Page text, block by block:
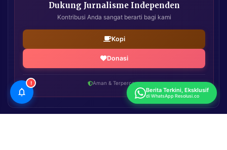
Dukung Jurnalisme Independen
Kontribusi Anda sangat berarti bagi kami
Kopi
Donasi
Aman & Terpercaya
!
Berita Terkini, Eksklusif
di WhatsApp Resolusi.co